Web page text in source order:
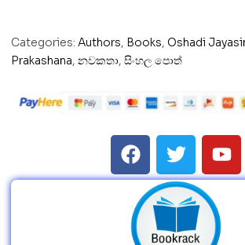
Categories: Authors, Books, Oshadi
Prakashana, නවකතා, සිංහල පොත්